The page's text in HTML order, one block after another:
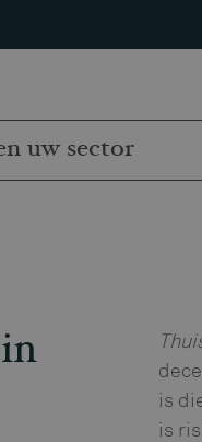
uw sector
is
is